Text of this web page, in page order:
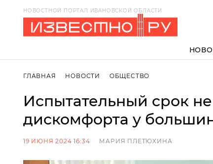
НОВОСТНОЙ ПОРТАЛ ИВАНОВСКОЙ ОБЛАСТИ
ГЛАВНАЯ НОВОСТИ ОБЩЕСТВО
Испытательный срок
дискомфорта у
19 ИЮНЯ 2024 16:34 МАРИЯ ПЛЕТЮХИНА